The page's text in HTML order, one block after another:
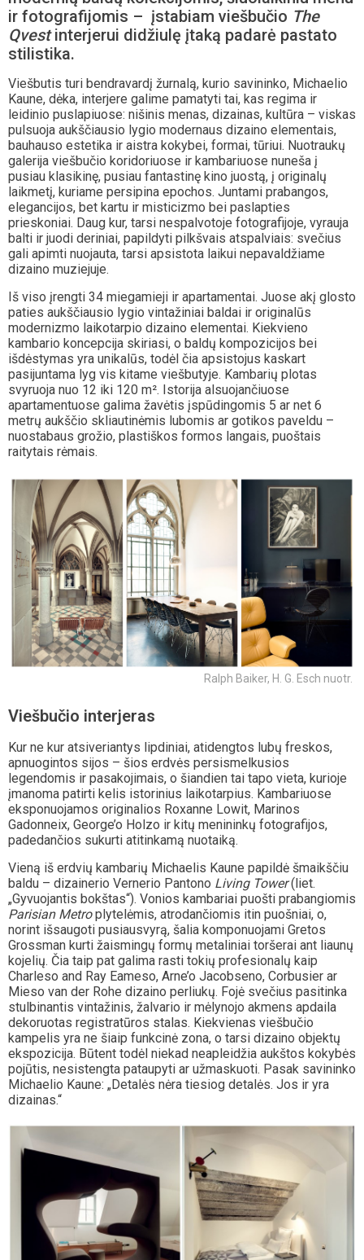
ir fotografijomis – įstabiam viešbučio The
Qvestinterjerui didžiulę įtaką padarė pastato
stilistika.
Viešbutis turi bendravardį žurnalą, kurio savininko, Michaelio
Kaune, dėka, interjere galime pamatyti tai, kas regima ir
leidinio puslapiuose: nišinis menas, dizainas, kultūra – viskas
pulsuoja aukščiausio lygio modernaus dizaino elementais,
bauhauso estetika ir aistra kokybei, formai, tūriui. Nuotraukų
galerija viešbučio koridoriuose ir kambariuose nuneša į
pusiau klasikinę, pusiau fantastinę kino juostą, į originalų
laikmetį, kuriame persipina epochos. Juntami prabangos,
elegancijos, bet kartu ir misticizmo bei paslapties
prieskoniai. Daug kur, tarsi nespalvotoje fotografijoje, vyrauja
balti ir juodi deriniai, papildyti pilkšvais atspalviais: svečius
gali apimti nuojauta, tarsi apsistota laikui nepavaldžiame
dizaino muziejuje.
Iš viso įrengti 34 miegamieji ir apartamentai. Juose akį glosto
paties aukščiausio lygio vintažiniai baldai ir originalūs
modernizmo laikotarpio dizaino elementai. Kiekvieno
kambario koncepcija skiriasi, o baldų kompozicijos bei
išdėstymas yra unikalūs, todėl čia apsistojus kaskart
pasijuntama lyg vis kitame viešbutyje. Kambarių plotas
svyruoja nuo 12 iki 120 m². Istorija alsuojančiuose
apartamentuose galima žavėtis įspūdingomis 5 ar net 6
metrų aukščio skliautinėmis lubomis ar gotikos paveldu –
nuostabaus grožio, plastiškos formos langais, puoštais
raitytais rėmais.
Ralph Baiker, H. G. Esch nuotr.
Viešbučio interjeras
Kur ne kur atsiveriantys lipdiniai, atidengtos lubų freskos,
apnuogintos sijos – šios erdvės persismelkusios
legendomis ir pasakojimais, o šiandien tai tapo vieta, kurioje
įmanoma patirti kelis istorinius laikotarpius. Kambariuose
eksponuojamos originalios Roxanne Lowit, Marinos
Gadonneix, George’o Holzo ir kitų menininkų fotografijos,
padedančios sukurti atitinkamą nuotaiką.
Vieną iš erdvių kambarių Michaelis Kaune papildė šmaikščiu
baldu – dizainerio Vernerio Pantono Living Tower(liet.
„Gyvuojantis bokštas“). Vonios kambariai puošti prabangiomis
Parisian Metroplytelėmis, atrodančiomis itin puošniai, o,
norint išsaugoti pusiausvyrą, šalia komponuojami Gretos
Grossman kurti žaismingų formų metaliniai toršerai ant liaunų
kojelių. Čia taip pat galima rasti tokių profesionalų kaip
Charleso and Ray Eameso, Arne’o Jacobseno, Corbusier ar
Mieso van der Rohe dizaino perliukų. Fojė svečius pasitinka
stulbinantis vintažinis, žalvario ir mėlynojo akmens apdaila
dekoruotas registratūros stalas. Kiekvienas viešbučio
kampelis yra ne šiaip funkcinė zona, o tarsi dizaino objektų
ekspozicija. Būtent todėl niekad neapleidžia aukštos kokybės
pojūtis, nesistengta pataupyti ar užmaskuoti. Pasak savininko
Michaelio Kaune: „Detalės nėra tiesiog detalės. Jos ir yra
dizainas.“